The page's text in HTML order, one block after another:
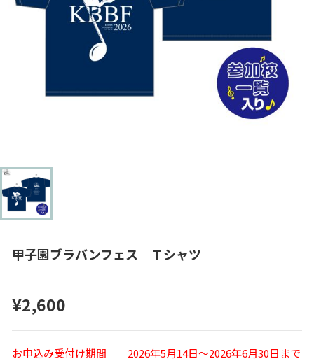
甲子園ブラバンフェス Ｔシャツ
¥2,600
お申込み受付け期間 2026年5月14日～2026年6月30日まで